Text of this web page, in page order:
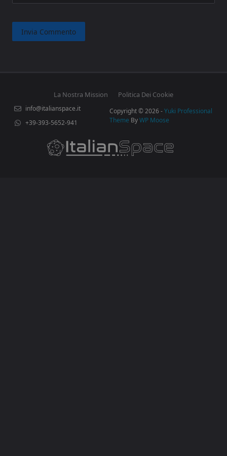
La Nostra Mission Politica Dei Cookie
info@italianspace.it
+39-393-5652-941
Copyright © 2026 -Yuki Professional
Theme ByWP Moose